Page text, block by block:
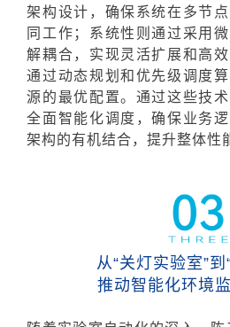
架构设计，确保系统在多节
同工作；系统性则通过采用
解耦合，实现灵活扩展和高
通过动态规划和优先级调度
源的最优配置。通过这些技
全面智能化调度，确保业务
架构的有机结合，提升整体性
从“关灯实验室”到
推动智能化环境